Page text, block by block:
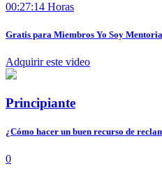
00:27:14 Horas
Gratis para Miembros Yo Soy Mentoria
Adquirir este video
Principiante
¿Cómo hacer un buen recurso de
0